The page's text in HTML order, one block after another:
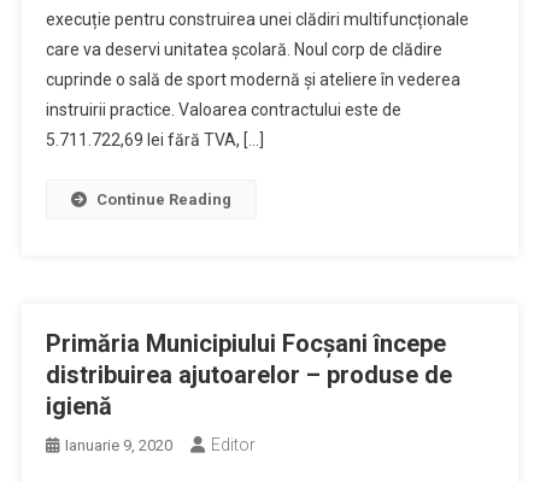
execuție pentru construirea unei clădiri multifuncționale
care va deservi unitatea școlară. Noul corp de clădire
cuprinde o sală de sport modernă și ateliere în vederea
instruirii practice. Valoarea contractului este de
5.711.722,69 lei fără TVA, […]
Continue Reading
Primăria Municipiului Focșani începe
distribuirea ajutoarelor – produse de
igienă
Ianuarie 9, 2020 Editor